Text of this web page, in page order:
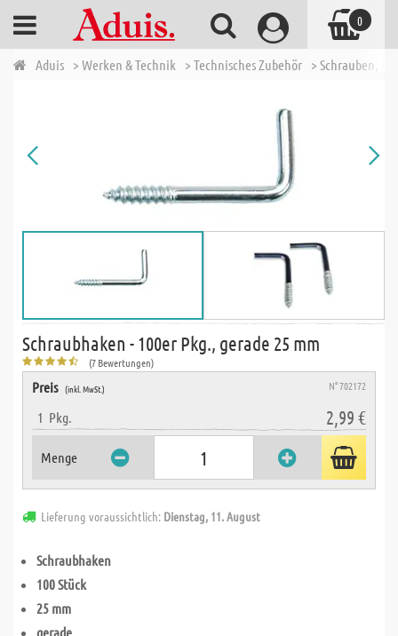
Aduis > Werken & Technik > Technisches Zubehör > Schrauben,
Schraubhaken - 100er Pkg., gerade 25 mm
(7 Bewertungen)
Preis (inkl. MwSt.) N° 702172
1 Pkg. 2,99 €
Menge
Lieferung voraussichtlich: Dienstag, 11. August
Schraubhaken
100 Stück
25 mm
gerade
0